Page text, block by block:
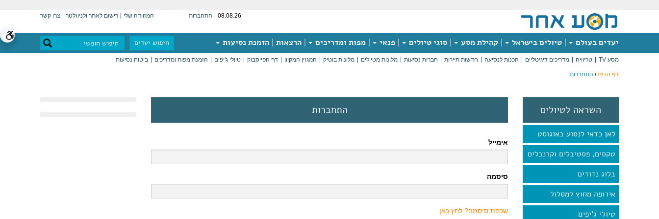
08.08.26 התחברות המזוודה שלי רישום לאתר ולניוזלטר צרו קשר
יעדים בעולם טיולים בישראל קהילת מסע סוגי טיולים פנאי מפות ומדריכים הרצאות הזמנת נסיעות חיפוש יעדים
מסע TV טריוויה מדריכים דיגיטליים הכנות לנסיעה חדשות תיירות חברות נסיעות מלונות מטיילים מלונות בוטיק המגזין המקוון דף הפייסבוק טיולי ג'יפים הזמנת מפות ומדריכים ביטוח נסיעות
דף הבית/ התחברות
השראה לטיולים
לאן כדאי לנסוע באוגוסט
טקסים, פסטיבלים וקרנבלים
בלוג נדודים
אירופה מחוץ למסלול
טיולי ג'יפים
התחברות
אימייל
סיסמה
שכחת סיסמה? לחץ כאן